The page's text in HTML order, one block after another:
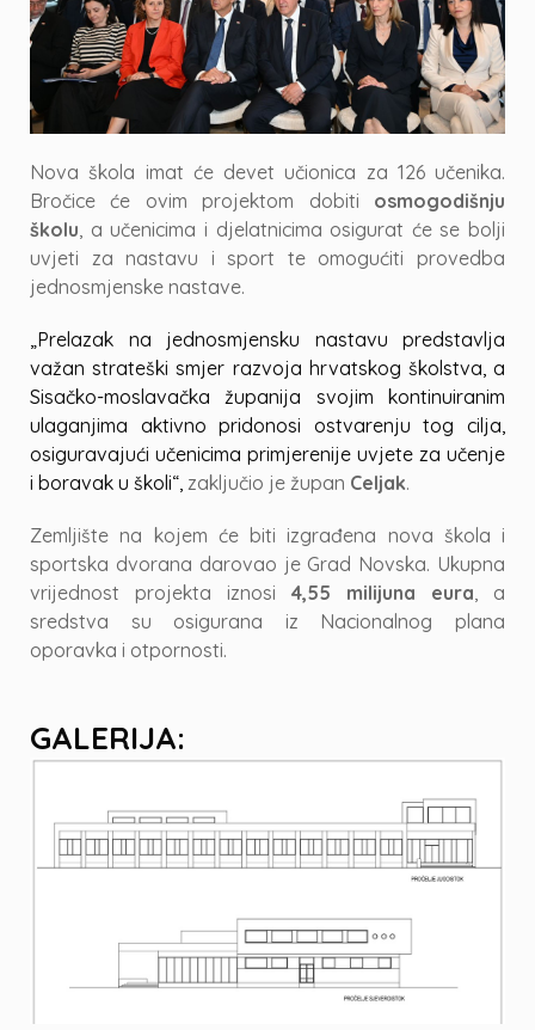
Nova škola imat će devet učionica za 126 učenika.
Bročice će ovim projektom dobiti osmogodišnju
školu, a učenicima i djelatnicima osigurat će se bolji
uvjeti za nastavu i sport te omogućiti provedba
jednosmjenske nastave.
„Prelazak na jednosmjensku nastavu predstavlja
važan strateški smjer razvoja hrvatskog školstva, a
Sisačko-moslavačka županija svojim kontinuiranim
ulaganjima aktivno pridonosi ostvarenju tog cilja,
osiguravajući učenicima primjerenije uvjete za učenje
i boravak u školi“, zaključio je župan Celjak.
Zemljište na kojem će biti izgrađena nova škola i
sportska dvorana darovao je Grad Novska. Ukupna
vrijednost projekta iznosi 4,55 milijuna eura, a
sredstva su osigurana iz Nacionalnog plana
oporavka i otpornosti.
GALERIJA: